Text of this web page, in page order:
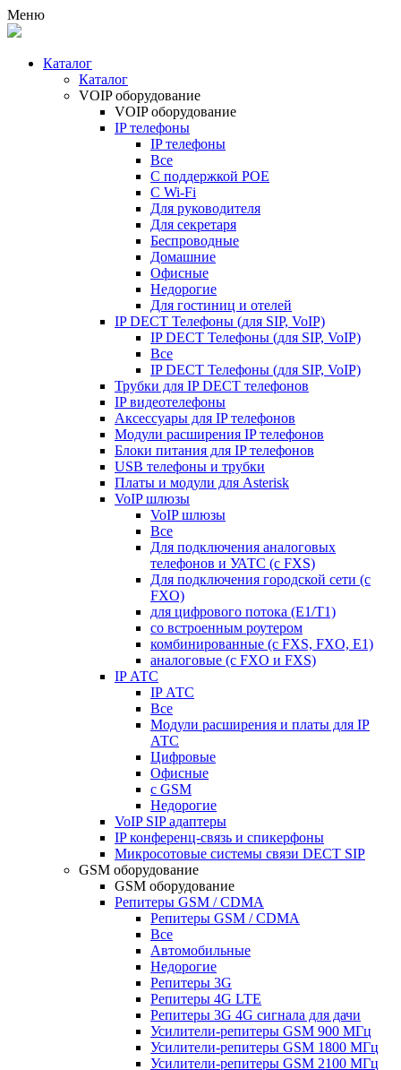
Меню
Каталог
Каталог
VOIP оборудование
VOIP оборудование
IP телефоны
IP телефоны
Все
С поддержкой POE
C Wi-Fi
Для руководителя
Для секретаря
Беспроводные
Домашние
Офисные
Недорогие
Для гостиниц и отелей
IP DECT Телефоны (для SIP, VoIP)
IP DECT Телефоны (для SIP, VoIP)
Все
IP DECT Телефоны (для SIP, VoIP)
Трубки для IP DECT телефонов
IP видеотелефоны
Аксессуары для IP телефонов
Модули расширения IP телефонов
Блоки питания для IP телефонов
USB телефоны и трубки
Платы и модули для Asterisk
VoIP шлюзы
VoIP шлюзы
Все
Для подключения аналоговых
телефонов и УАТС (с FXS)
Для подключения городской сети (с
FXO)
для цифрового потока (E1/T1)
со встроенным роутером
комбинированные (c FXS, FXO, E1)
аналоговые (с FXO и FXS)
IP АТС
IP АТС
Все
Модули расширения и платы для IP
АТС
Цифровые
Офисные
с GSM
Недорогие
VoIP SIP адаптеры
IP конференц-связь и спикерфоны
Микросотовые системы связи DECT SIP
GSM оборудование
GSM оборудование
Репитеры GSM / CDMA
Репитеры GSM / CDMA
Все
Автомобильные
Недорогие
Репитеры 3G
Репитеры 4G LTE
Репитеры 3G 4G сигнала для дачи
Усилители-репитеры GSM 900 МГц
Усилители-репитеры GSM 1800 МГц
Усилители-репитеры GSM 2100 МГц